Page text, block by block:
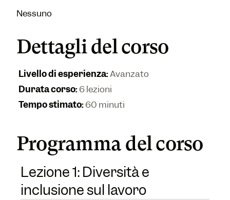
Nessuno
Dettagli del corso
Livello di esperienza:Avanzato
Durata corso:6 lezioni
Tempo stimato:60 minuti
Programma del corso
Lezione 1: Diversità e
inclusione sul lavoro